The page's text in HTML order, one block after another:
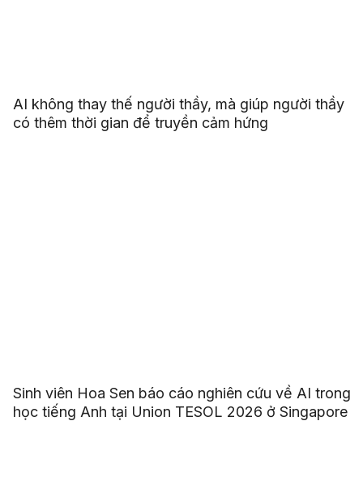
AI không thay thế người thầy, mà giúp người thầy
có thêm thời gian để truyền cảm hứng
Sinh viên Hoa Sen báo cáo nghiên cứu về AI trong
học tiếng Anh tại Union TESOL 2026 ở Singapore